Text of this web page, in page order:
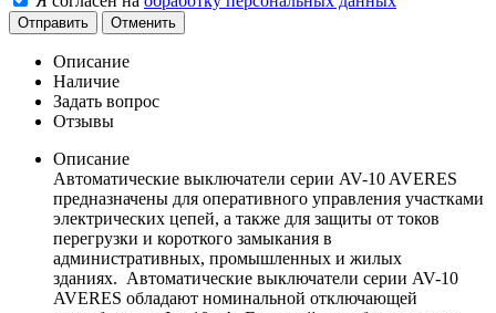
Отправить Отменить
Описание
Наличие
Задать вопрос
Отзывы
Описание
Автоматические выключатели серии AV-10 AVERES
предназначены для оперативного управления участками
электрических цепей, а также для защиты от токов
перегрузки и короткого замыкания в
административных, промышленных и жилых
зданиях. Автоматические выключатели серии AV-10
AVERES обладают номинальной отключающей